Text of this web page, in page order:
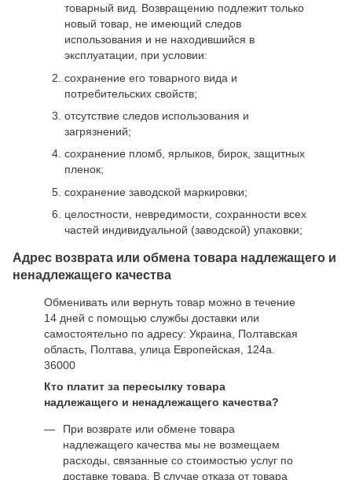
товарный вид. Возвращению подлежит только
новый товар, не имеющий следов
использования и не находившийся в
эксплуатации, при условии:
сохранение его товарного вида и
потребительских свойств;
отсутствие следов использования и
загрязнений;
сохранение пломб, ярлыков, бирок, защитных
пленок;
сохранение заводской маркировки;
целостности, невредимости, сохранности всех
частей индивидуальной (заводской) упаковки;
Адрес возврата или обмена товара надлежащего и
ненадлежащего качества
Обменивать или вернуть товар можно в течение
14 дней с помощью службы доставки или
самостоятельно по адресу: Украина, Полтавская
область, Полтава, улица Европейская, 124а.
36000
Кто платит за пересылку товара
надлежащего и ненадлежащего качества?
При возврате или обмене товара
надлежащего качества мы не возмещаем
расходы, связанные со стоимостью услуг по
доставке товара. В случае отказа от товара